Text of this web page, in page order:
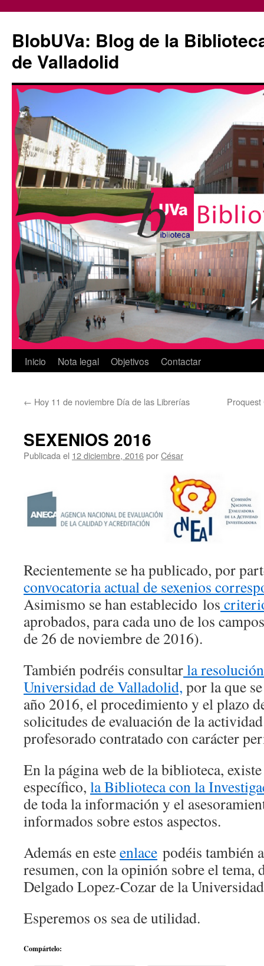
contenido
BlobUVa: Blog de la
de Valladolid
Inicio Nota legal Objetivos Contactar
← Hoy 11 de noviembre Día de las Librerías Proquest
SEXENIOS 2016
Publicada el 12 diciembre, 2016porCésar
Recientemente se ha publicado, por
convocatoria actual de sexenios
Asimismo se han establecido los
aprobados, para cada uno de los
de 26 de noviembre de 2016).
También podréis consultarla
Universidad de Valladolid, por la que
año 2016, el procedimiento y el plazo
solicitudes de evaluación de la
profesorado contratado con carácter
En la página web de la biblioteca,
específico, la Biblioteca con la
de toda la información y el
informados sobre estos aspectos.
Además en esteenlace podéis también
resumen, con la opinión sobre el
Delgado Lopez-Cozar de la
Esperemos os sea de utilidad.
Compártelo: